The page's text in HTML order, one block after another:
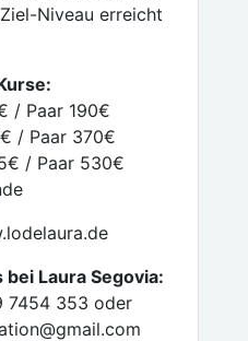
Niveau erreicht
/ Paar 190€
/ Paar 370€
/ Paar 530€
Laura Segovia:
7454 353 oder